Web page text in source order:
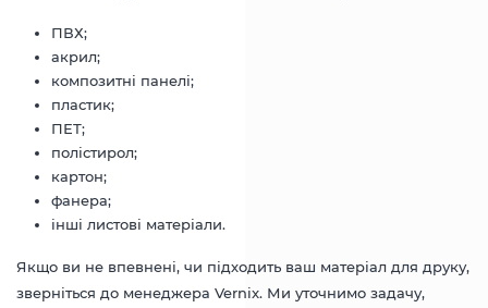
ПВХ;
акрил;
композитні панелі;
пластик;
ПЕТ;
полістирол;
картон;
фанера;
інші листові матеріали.
Якщо ви не впевнені, чи підходить ваш матеріал для друку,
зверніться до менеджера Vernix. Ми уточнимо задачу,